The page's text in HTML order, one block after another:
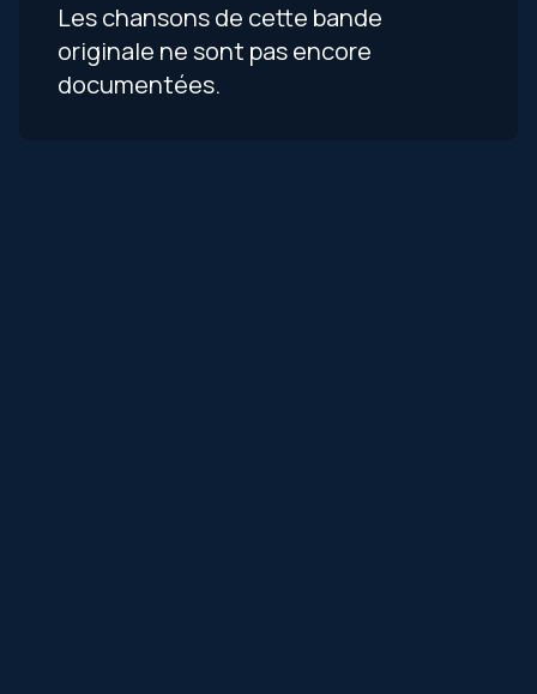
Les chansons de cette bande
originale ne sont pas encore
documentées.